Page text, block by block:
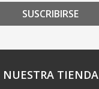
SUSCRIBIRSE
NUESTRA TIENDA